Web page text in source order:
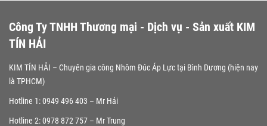
Công Ty TNHH Thương mại - Dịch vụ - Sản xuất KIM
TÍN HẢI
KIM TÍN HẢI – Chuyên gia công Nhôm Đúc Áp Lực tại Bình Dương (hiện nay
là TPHCM)
Hotline 1: 0949 496 403 – Mr Hải
Hotline 2: 0978 872 757 – Mr Trung